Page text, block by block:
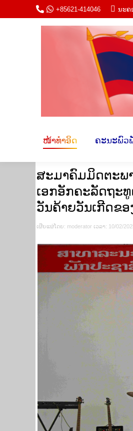
+85621-414046 ນະ​ຄ
ໜ້າ​ທຳ​ອິດ ຄະ​ນະພົວ​
ສະມາຄົມມິດຕະພ
ເອກອັກຄະລັດຖະ
ວັນຄ້າຍວັນເກີດຂອ
ເຜີຍ​ແຜ່​ໂດຍ​: moderator ເວ​ລາ: 10/02/
ໜ້າ​ທຳ​ອິດ